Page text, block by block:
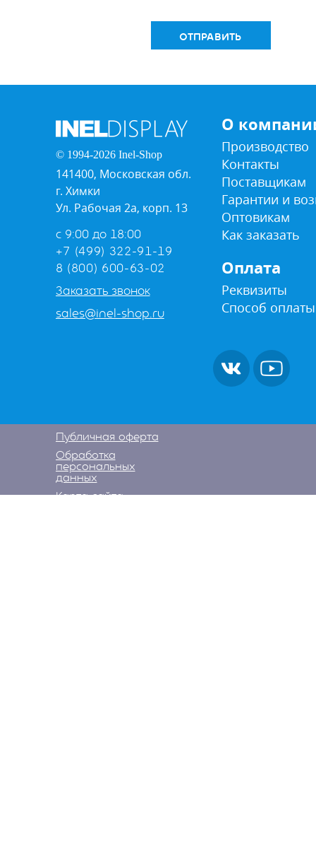
ОТПРАВИТЬ
© 1994-2026 Inel-Shop
141400, Московская обл.
г. Химки
Ул. Рабочая 2а, корп. 13
с 9:00 до 18:00
+7 (499) 322-91-19
8 (800) 600-63-02
Заказать звонок
sales@inel-shop.ru
О
Производство
Контакты
Поставщикам
Гарантии и
Оптовикам
Как заказать
Оплата
Реквизиты
Способ оплаты
Публичная оферта
Обработка
персональных
данных
Карта сайта